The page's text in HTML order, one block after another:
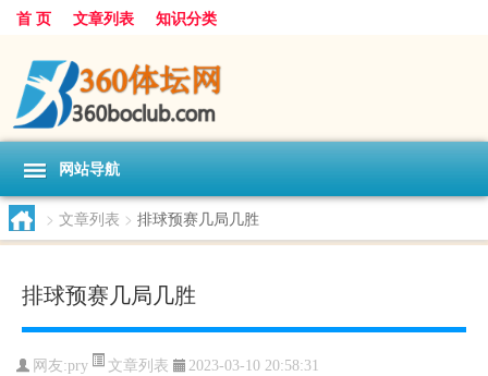
首 页 文章列表 知识分类
网站导航
> 文章列表 > 排球预赛几局几胜
排球预赛几局几胜
网友:pry 文章列表 2023-03-10 20:58:31